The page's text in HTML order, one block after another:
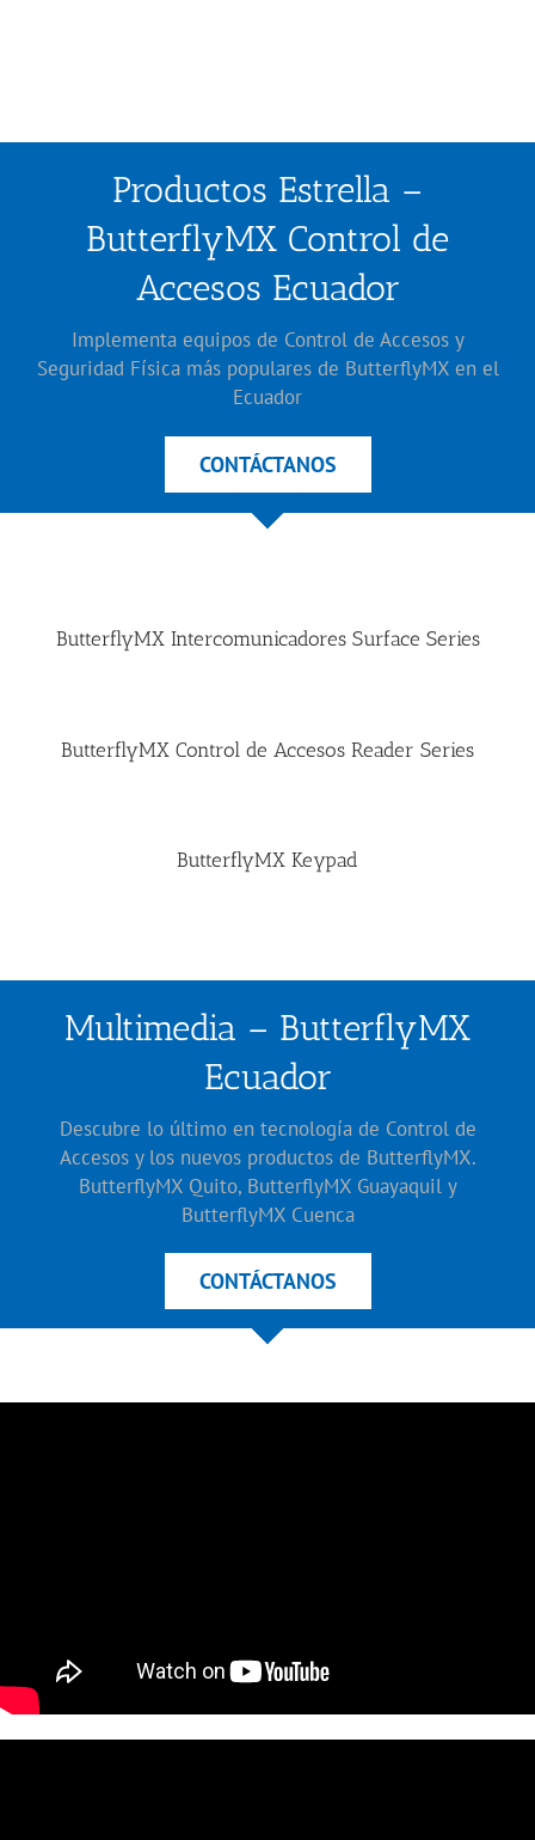
Productos Estrella –
ButterflyMX Control de
Accesos Ecuador
Implementa equipos de Control de Accesos y
Seguridad Física más populares de ButterflyMX en el
Ecuador
CONTÁCTANOS
ButterflyMX Intercomunicadores Surface Series
ButterflyMX Control de Accesos Reader Series
ButterflyMX Keypad
Multimedia – ButterflyMX
Ecuador
Descubre lo último en tecnología de Control de
Accesos y los nuevos productos de ButterflyMX.
ButterflyMX Quito, ButterflyMX Guayaquil y
ButterflyMX Cuenca
CONTÁCTANOS